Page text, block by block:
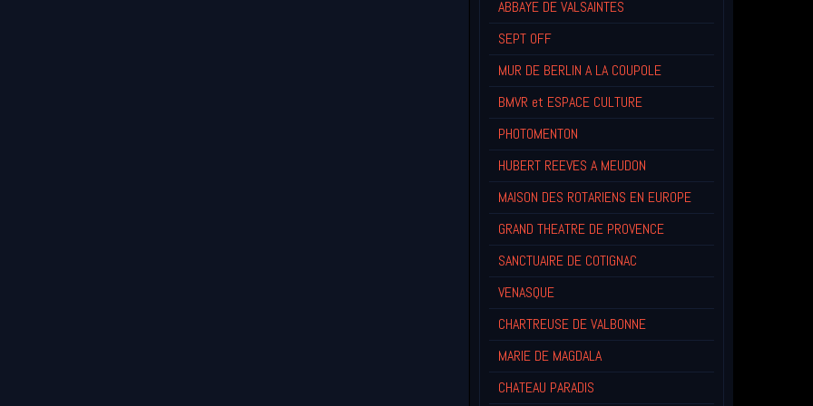
ABBAYE DE VALSAINTES
SEPT OFF
MUR DE BERLIN A LA COUPOLE
BMVR et ESPACE CULTURE
PHOTOMENTON
HUBERT REEVES A MEUDON
MAISON DES ROTARIENS EN EUROPE
GRAND THEATRE DE PROVENCE
SANCTUAIRE DE COTIGNAC
VENASQUE
CHARTREUSE DE VALBONNE
MARIE DE MAGDALA
CHATEAU PARADIS